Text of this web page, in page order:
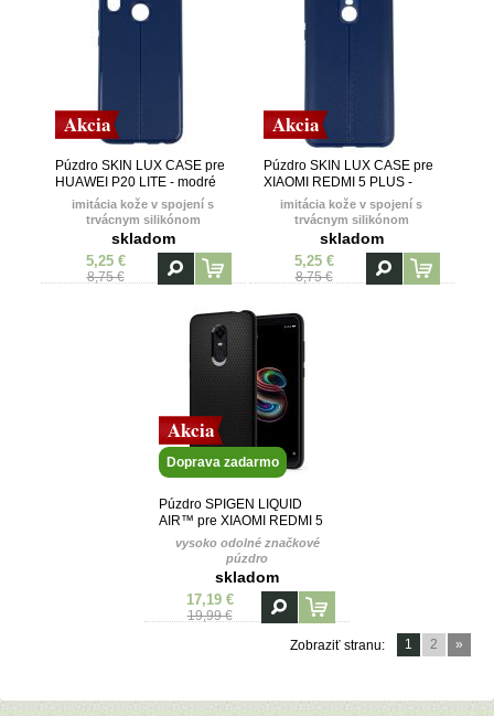
Akcia
Púzdro SKIN LUX CASE pre
HUAWEI P20 LITE - modré
imitácia kože v spojení s
trvácnym silikónom
skladom
5,25 €
8,75 €
Akcia
Púzdro SKIN LUX CASE pre
XIAOMI REDMI 5 PLUS -
modré
imitácia kože v spojení s
trvácnym silikónom
skladom
5,25 €
8,75 €
Akcia
Doprava zadarmo
Púzdro SPIGEN LIQUID
AIR™ pre XIAOMI REDMI 5
PLUS - čierne
vysoko odolné značkové
púzdro
skladom
17,19 €
19,99 €
Zobraziť stranu:
1 2 »